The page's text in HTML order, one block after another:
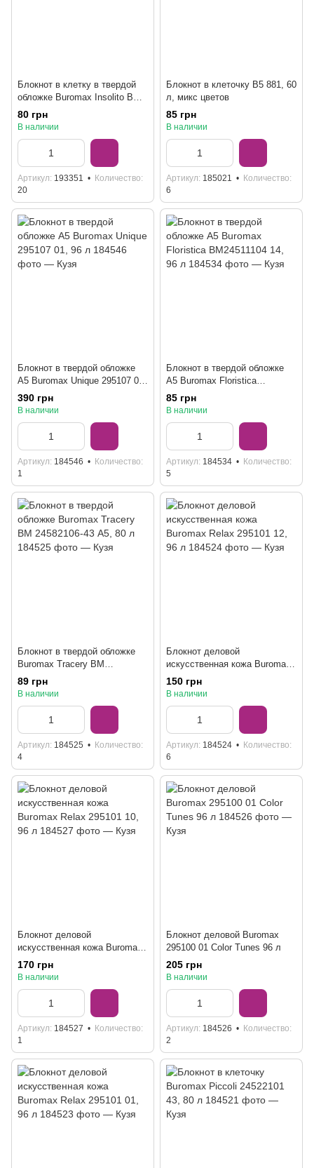
Блокнот в клетку в твердой
обложке Buromax Insolito BM
24511102-46 А5, 96 листов
80 грн
В наличии
Артикул 193351
Количество
20
Блокнот в клеточку B5 881, 60
л, микс цветов
85 грн
В наличии
Артикул 185021
Количество
6
Блокнот в твердой обложке
А5 Buromax Unique 295107 01,
96 л
390 грн
В наличии
Артикул 184546
Количество
1
Блокнот в твердой обложке
А5 Buromax Floristica
BM24511104 14, 96 л
85 грн
В наличии
Артикул 184534
Количество
5
Блокнот в твердой обложке
Buromax Tracery BM
24582106-43 А5, 80 л
89 грн
В наличии
Артикул 184525
Количество
4
Блокнот деловой
искусственная кожа Buromax
Relax 295101 12, 96 л
150 грн
В наличии
Артикул 184524
Количество
6
Блокнот деловой
искусственная кожа Buromax
Relax 295101 10, 96 л
170 грн
В наличии
Артикул 184527
Количество
1
Блокнот деловой Buromax
295100 01 Color Tunes 96 л
205 грн
В наличии
Артикул 184526
Количество
2